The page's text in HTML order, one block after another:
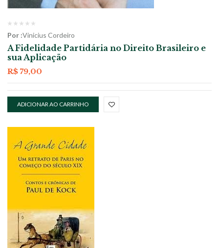
Por :Vinicius Cordeiro
A Fidelidade Partidária no Direito Brasileiro e
sua Aplicação
R$ 79,00
ADICIONAR AO CARRINHO